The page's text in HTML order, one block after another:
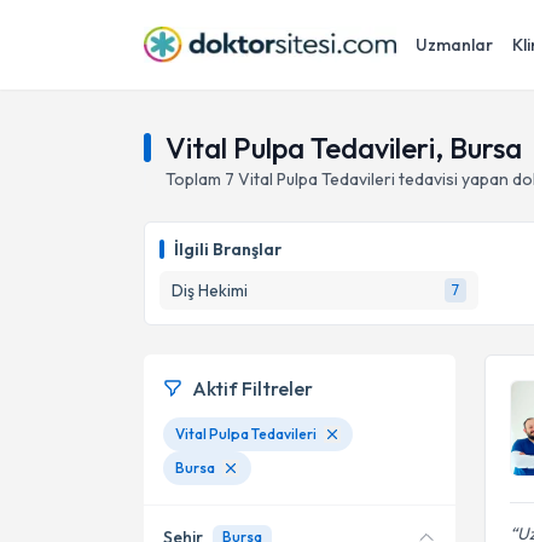
Uzmanlar
Vital Pulpa Tedavileri, Bursa
Toplam 7 Vital Pulpa Tedavileri tedavisi yapan
İlgili Branşlar
Diş Hekimi
7
Aktif Filtreler
Vital Pulpa Tedavileri
Bursa
Şehir Bursa